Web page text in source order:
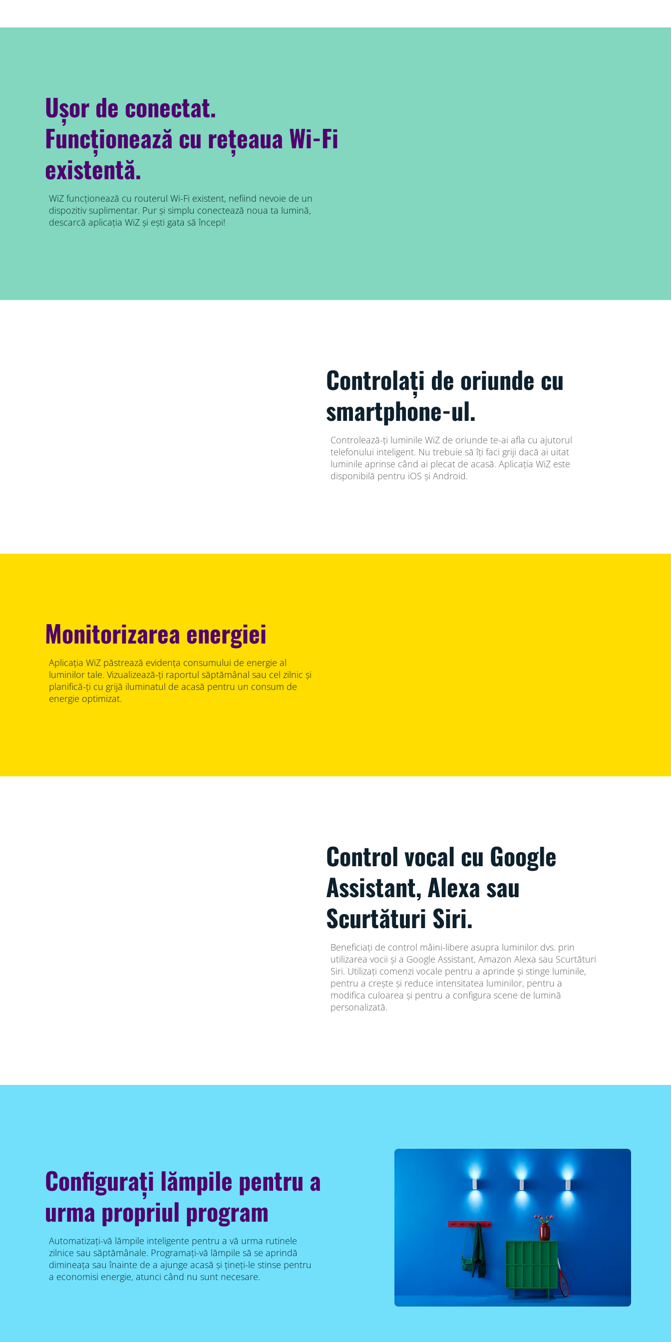
Ușor de conectat.
Funcționează cu rețeaua Wi-Fi
existentă.
WiZ funcționează cu routerul Wi-Fi existent, nefiind nevoie de un
dispozitiv suplimentar. Pur și simplu conectează noua ta lumină,
descarcă aplicația WiZ și ești gata să începi!
Controlați de oriunde cu
smartphone-ul.
Controlează-ți luminile WiZ de oriunde te-ai afla cu ajutorul
telefonului inteligent. Nu trebuie să îți faci griji dacă ai uitat
luminile aprinse când ai plecat de acasă. Aplicația WiZ este
disponibilă pentru iOS și Android.
Monitorizarea energiei
Aplicația WiZ păstrează evidența consumului de energie al
luminilor tale. Vizualizează-ți raportul săptămânal sau cel zilnic și
planifică-ți cu grijă iluminatul de acasă pentru un consum de
energie optimizat.
Control vocal cu Google
Assistant, Alexa sau
Scurtături Siri.
Beneficiați de control mâini-libere asupra luminilor dvs. prin
utilizarea vocii și a Google Assistant, Amazon Alexa sau Scurtături
Siri. Utilizați comenzi vocale pentru a aprinde și stinge luminile,
pentru a crește și reduce intensitatea luminilor, pentru a
modifica culoarea și pentru a configura scene de lumină
personalizată.
Configurați lămpile pentru a
urma propriul program
Automatizați-vă lămpile inteligente pentru a vă urma rutinele
zilnice sau săptămânale. Programați-vă lămpile să se aprindă
dimineața sau înainte de a ajunge acasă și țineți-le stinse pentru
a economisi energie, atunci când nu sunt necesare.